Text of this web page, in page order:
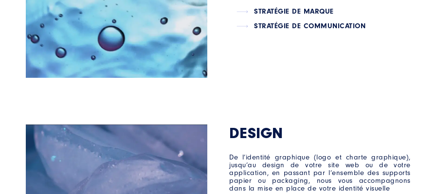
STRATÉGIE DE MARQUE
STRATÉGIE DE COMMUNICATION
DESIGN
De l’identité graphique (logo et charte graphique),
jusqu’au design de votre site web ou de votre
application, en passant par l’ensemble des supports
papier ou packaging, nous vous accompagnons
dans la mise en place de votre identité visuelle